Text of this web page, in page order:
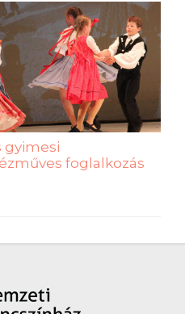
gyimesi
foglalkozás